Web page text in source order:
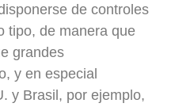
de controles
tipo, de manera que
grandes
y en especial
y Brasil, por ejemplo,